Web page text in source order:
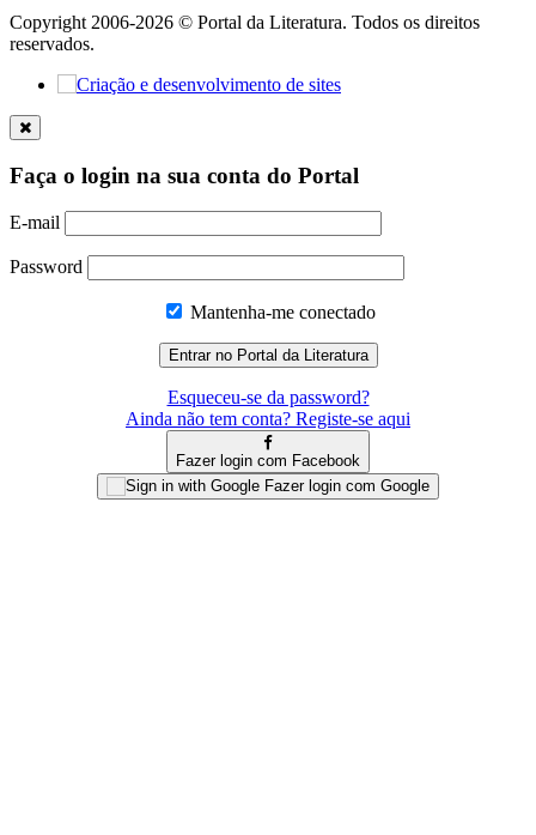
Copyright 2006-2026 © Portal da Literatura. Todos os direitos
reservados.
Faça o login na sua conta do Portal
E-mail
Password
Mantenha-me conectado
Esqueceu-se da password?
Ainda não tem conta? Registe-se aqui
Fazer login com Facebook
Fazer login com Google